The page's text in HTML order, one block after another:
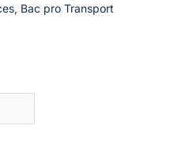
, Bac pro Transport